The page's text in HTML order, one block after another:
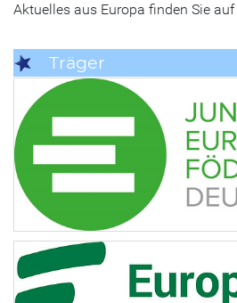
Aktuelles aus Europa finden Sie auf
Träger